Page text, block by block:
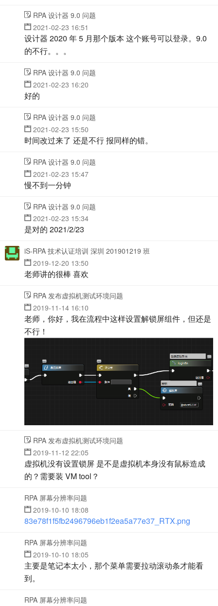
RPA 设计器 9.0 问题
2021-02-23 16:51
设计器 2020 年 5 月那个版本 这个账号可以登录。9.0
的不行。。。
RPA 设计器 9.0 问题
2021-02-23 16:20
好的
RPA 设计器 9.0 问题
2021-02-23 15:50
时间改过来了 还是不行 报同样的错。
RPA 设计器 9.0 问题
2021-02-23 15:47
慢不到一分钟
RPA 设计器 9.0 问题
2021-02-23 15:34
是对的 2021/2/23
iS-RPA 技术认证培训 深圳 201901219 班
2019-12-20 13:50
老师讲的很棒 喜欢
RPA 发布虚拟机测试环境问题
2019-11-14 16:10
老师，你好，我在流程中这样设置解锁屏组件，但还是
不行！
RPA 发布虚拟机测试环境问题
2019-11-12 22:05
虚拟机没有设置锁屏 是不是虚拟机本身没有鼠标造成
的？需要装 VM tool？
RPA 屏幕分辨率问题
2019-10-10 18:08
83e78f1f5fb2496796eb1f2ea5a77e37_RTX.png
RPA 屏幕分辨率问题
2019-10-10 18:05
主要是笔记本太小，那个菜单需要拉动滚动条才能看
到。
RPA 屏幕分辨率问题